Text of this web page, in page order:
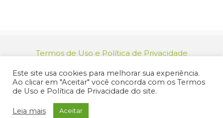
Termos de Uso e Política de Privacidade
46.694.139/0001-83 | (12) 3955-9000
Endereço: Praça dos Três Poderes, 73 - Centro -
Jacareí/SP - CEP 12327-170
Este site usa cookies para melhorar sua experiência.
Ao clicar em "Aceitar" você concorda com os Termos
de Uso e Política de Privacidade do site.
Leia mais Aceitar